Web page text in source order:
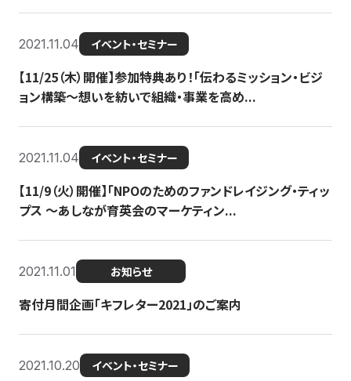
2021.11.04 イベント・セミナー
【11/25（木）開催】参加特典あり！「伝わるミッション・ビジ
ョン構築〜想いを紡いで組織・事業を高め...
2021.11.04 イベント・セミナー
【11/9（火）開催】「NPOのためのファンドレイジング・ティッ
プス 〜あしなが育英会のマーケティン...
2021.11.01 お知らせ
寄付月間企画「キフレター2021」のご案内
2021.10.20 イベント・セミナー